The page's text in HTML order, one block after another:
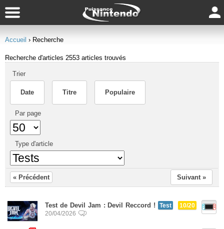
Accueil › Recherche
Recherche d'articles 2553 articles trouvés
Trier
Date Titre Populaire
Par page
Type d'article
« Précédent Suivant »
Test de Devil Jam : Devil Reccord ! Test
10/20
20/04/2026